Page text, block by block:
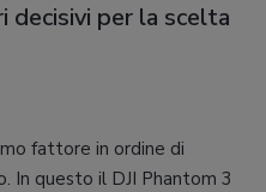
per la scelta
fattore in ordine di
In questo il DJI Phantom 3